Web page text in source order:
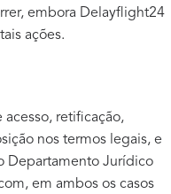
embora Delayflight24
ações.
retificação,
nos termos legais, e
Departamento Jurídico
, em ambos os casos